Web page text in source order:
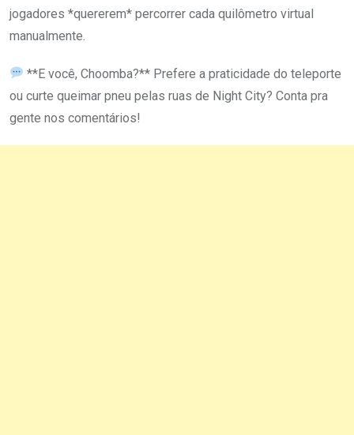
jogadores *quererem* percorrer cada quilômetro virtual
manualmente.
**E você, Choomba?** Prefere a praticidade do teleporte
ou curte queimar pneu pelas ruas de Night City? Conta pra
gente nos comentários!